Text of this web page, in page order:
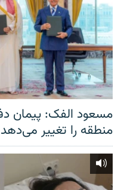
مسعود الفک: پیمان
منطقه را تغییر می‌دهد